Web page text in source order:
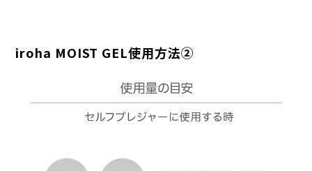
iroha MOIST GEL使用方法②